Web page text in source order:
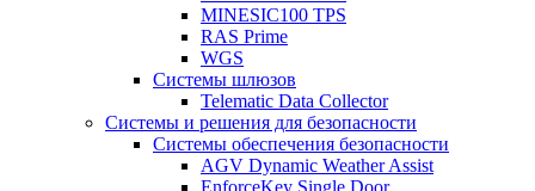
MINESIC100 TPS
RAS Prime
WGS
Системы шлюзов
Telematic Data Collector
Системы и решения для безопасности
Системы обеспечения безопасности
AGV Dynamic Weather Assist
EnforceKey Single Door